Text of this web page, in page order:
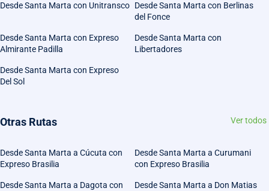
Desde Santa Marta con Unitransco Desde Santa Marta con Berlinas
del Fonce
Desde Santa Marta con Expreso
Almirante Padilla
Desde Santa Marta con
Libertadores
Desde Santa Marta con Expreso
Del Sol
Otras Rutas Ver todos
Desde Santa Marta a Cúcuta con
Expreso Brasilia
Desde Santa Marta a Curumani
con Expreso Brasilia
Desde Santa Marta a Dagota con
Desde Santa Marta a Don Matias